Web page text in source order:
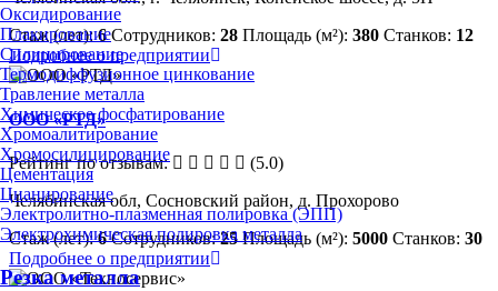
Оксидирование
Плакирование
Силицирование
Термодиффузионное цинкование
Травление металла
Химическое фосфатирование
Хромоалитирование
Хромосилицирование
Цементация
Цианирование
Электролитно-плазменная полировка (ЭПП)
Электрохимическая полировка металла
Резка металла
Стаж (лет):6 Сотрудников: 28 Площадь (м²): 380 Станков: 12
Подробнее о предприятии
ООО «РТД»
Рейтинг по отзывам:
(5.0)
Челябинская обл, Сосновский район, д. Прохорово
Стаж (лет):6 Сотрудников:25 Площадь (м²): 5000 Станков: 30
Подробнее о предприятии